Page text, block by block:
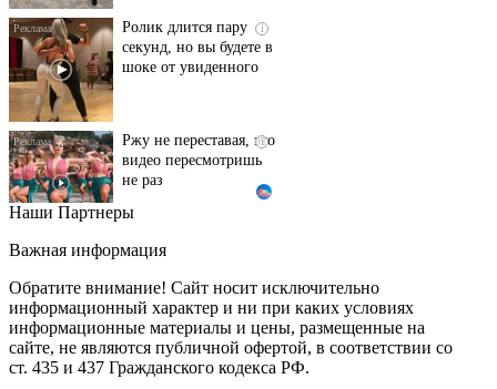
шоке от увиденного
не раз
Ролик из Омска: вы
i
Королева вагона
отожгла! Видео не
оставит равнодушным
Наши Партнеры
Важная информация
Обратите внимание! Сайт носит исключительно
информационный характер и ни при каких условиях
информационные материалы и цены, размещенные на
сайте, не являются публичной офертой, в соответствии со
ст. 435 и 437 Гражданского кодекса РФ.